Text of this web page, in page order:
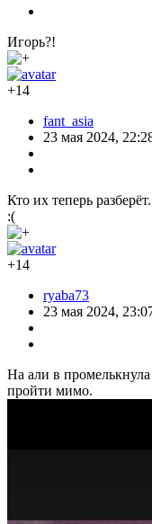
Игорь?!
+14
fant_asia
23 мая 2024,
Кто их теперь
:(
+14
ryaba73
23 мая 2024,
На али в
пройти мимо.